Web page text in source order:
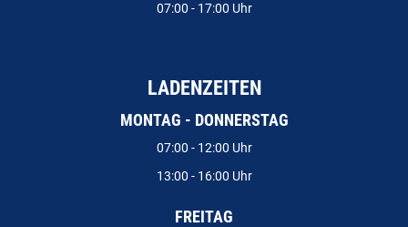
07:00 - 17:00 Uhr
LADENZEITEN
MONTAG - DONNERSTAG
07:00 - 12:00 Uhr
13:00 - 16:00 Uhr
FREITAG